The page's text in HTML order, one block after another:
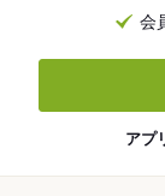
会
アプ